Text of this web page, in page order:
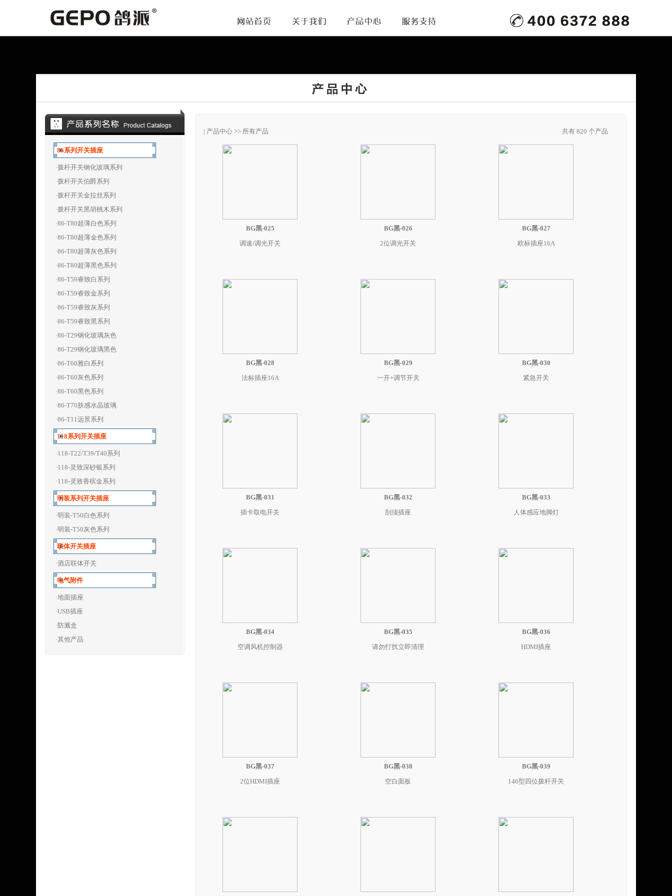
86系列开关插座
·拨杆开关钢化玻璃系列
·拨杆开关伯爵系列
·拨杆开关金拉丝系列
·拨杆开关黑胡桃木系列
·86-T80超薄白色系列
·86-T80超薄金色系列
·86-T80超薄灰色系列
·86-T80超薄黑色系列
·86-T59睿致白系列
·86-T59睿致金系列
·86-T59睿致灰系列
·86-T59睿致黑系列
·86-T29钢化玻璃灰色
·86-T29钢化玻璃黑色
·86-T60雅白系列
·86-T60灰色系列
·86-T60黑色系列
·86-T70肤感水晶玻璃
·86-T11远景系列
118系列开关插座
·118-T22/T39/T40系列
·118-灵致深砂银系列
·118-灵致香槟金系列
明装系列开关插座
·明装-T50白色系列
·明装-T50灰色系列
联体开关插座
·酒店联体开关
电气附件
·地面插座
·USB插座
·防溅盒
·其他产品
| 产品中心 >> 所有产品 共有 820 个产品
BG黑-025
调速/调光开关
BG黑-026
2位调光开关
BG黑-027
欧标插座16A
BG黑-028
法标插座16A
BG黑-029
一开+调节开关
BG黑-030
紧急开关
BG黑-031
插卡取电开关
BG黑-032
刮须插座
BG黑-033
人体感应地脚灯
BG黑-034
空调风机控制器
BG黑-035
请勿打扰立即清理
BG黑-036
HDMI插座
BG黑-037
2位HDMI插座
BG黑-038
空白面板
BG黑-039
146型四位拨杆开关